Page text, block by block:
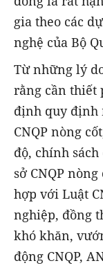
gia theo các
nghệ của Bộ
Từ những lý
rằng cần thiết
định quy định
CNQP nòng
độ, chính
sở CNQP
hợp với Luật
nghiệp, đồng
khó khăn,
động CNQP,